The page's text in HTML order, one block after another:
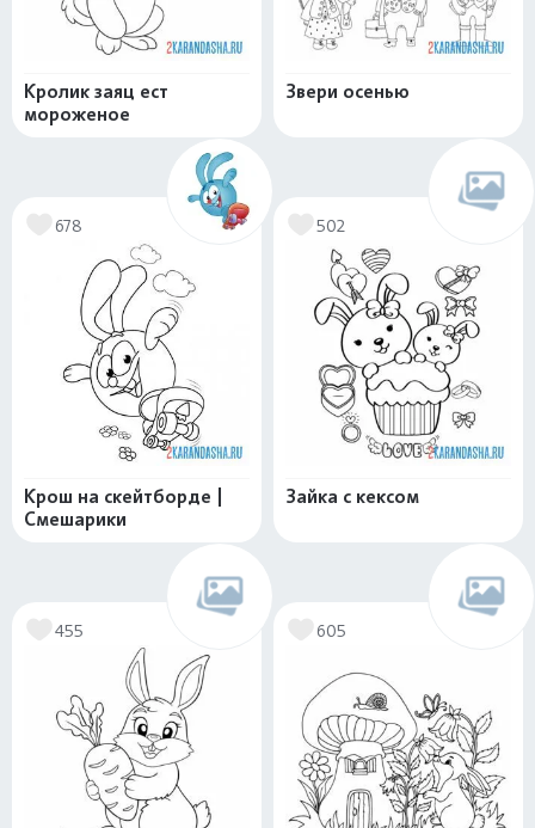
Кролик заяц ест
мороженое
Звери осенью
678
Крош на скейтборде |
Смешарики
502
Зайка с кексом
455 605